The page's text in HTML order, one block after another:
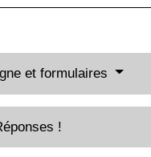
et formulaires
!